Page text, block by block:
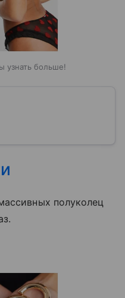
узнать больше!
полуколец